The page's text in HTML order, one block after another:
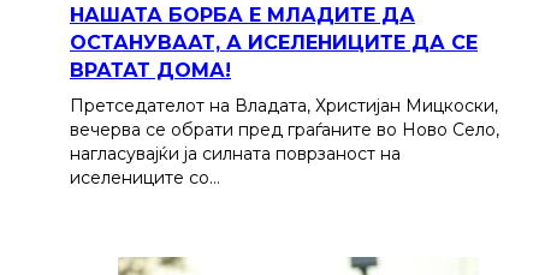
НАШАТА БОРБА Е МЛАДИТЕ ДА
ОСТАНУВААТ, А ИСЕЛЕНИЦИТЕ ДА СЕ
ВРАТАТ ДОМА!
Претседателот на Владата, Христијан Мицкоски,
вечерва се обрати пред граѓаните во Ново Село,
нагласувајќи ја силната поврзаност на
иселениците со…